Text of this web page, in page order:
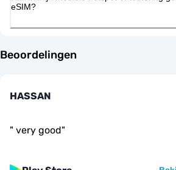
eSIM?
Beoordelingen
HASSAN
" very good"